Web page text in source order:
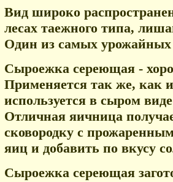
Вид широко
лесах таежного типа,
Один из самых
Сыроежка сереющая -
Применяется так же, как
используется в сыром
Отличная яичница
сковородку с
яиц и добавить по вкусу
Сыроежка сереющая